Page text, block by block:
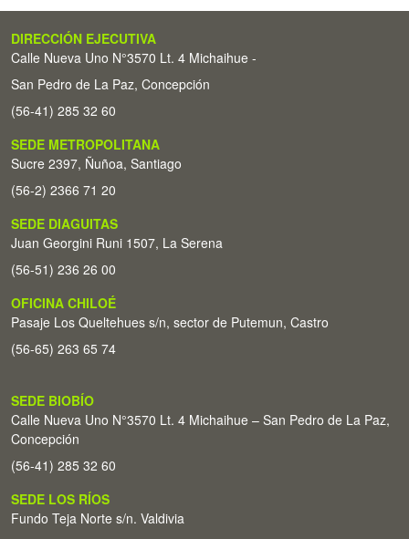
DIRECCIÓN EJECUTIVA
Calle Nueva Uno N°3570 Lt. 4 Michaihue -
San Pedro de La Paz, Concepción
(56-41) 285 32 60
SEDE METROPOLITANA
Sucre 2397, Ñuñoa, Santiago
(56-2) 2366 71 20
SEDE DIAGUITAS
Juan Georgini Runi 1507, La Serena
(56-51) 236 26 00
OFICINA CHILOÉ
Pasaje Los Queltehues s/n, sector de Putemun, Castro
(56-65) 263 65 74
SEDE BIOBÍO
Calle Nueva Uno N°3570 Lt. 4 Michaihue – San Pedro de La Paz,
Concepción
(56-41) 285 32 60
SEDE LOS RÍOS
Fundo Teja Norte s/n. Valdivia